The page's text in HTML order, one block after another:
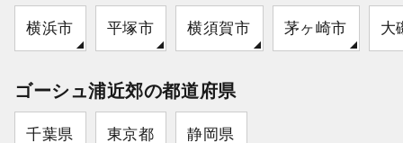
横浜市 平塚市 横須賀市 茅ヶ崎市 大
ゴーシュ浦近郊の都道府県
千葉県 東京都 静岡県